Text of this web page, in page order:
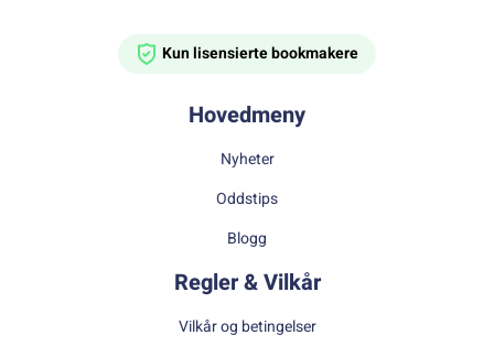
Kun lisensierte bookmakere
Hovedmeny
Nyheter
Oddstips
Blogg
Regler & Vilkår
Vilkår og betingelser